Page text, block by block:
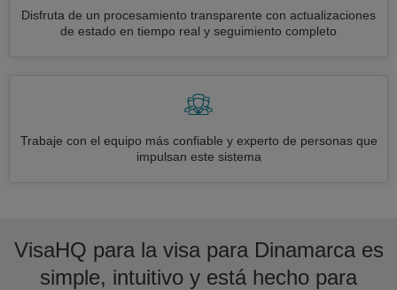
Disfruta de un procesamiento transparente con actualizaciones
de estado en tiempo real y seguimiento completo
Trabaje con el equipo más confiable y experto de personas que
impulsan este sistema
VisaHQ para la visa para Dinamarca es
simple, intuitivo y está hecho para